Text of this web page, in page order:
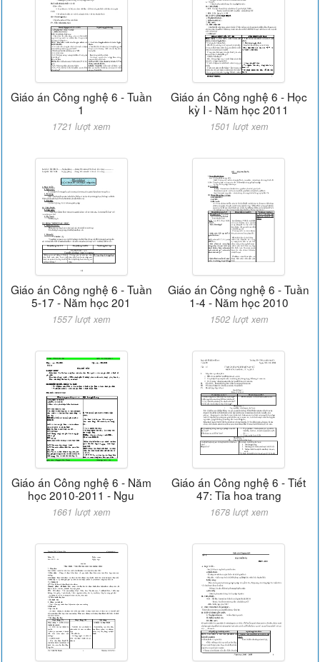
Giáo án Công nghệ 6 - Tuần
1
1721 lượt xem
Giáo án Công nghệ 6 - Học
kỳ I - Năm học 2011
1501 lượt xem
Giáo án Công nghệ 6 - Tuần
5-17 - Năm học 201
1557 lượt xem
Giáo án Công nghệ 6 - Tuần
1-4 - Năm học 2010
1502 lượt xem
Giáo án Công nghệ 6 - Năm
học 2010-2011 - Ngu
1661 lượt xem
Giáo án Công nghệ 6 - Tiết
47: Tỉa hoa trang
1678 lượt xem